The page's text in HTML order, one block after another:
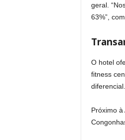
geral.
63%”,
O hotel
fitness
diferencial.
Próximo